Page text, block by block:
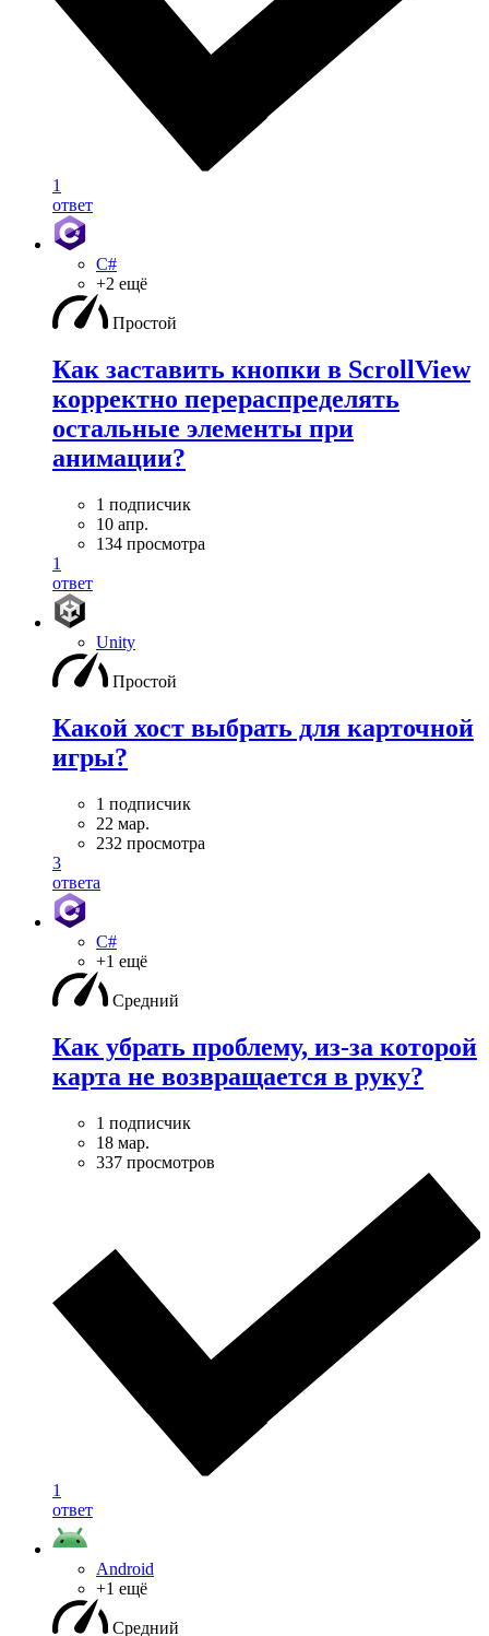
1
ответ
C#
+2 ещё
Простой
Как заставить кнопки в ScrollView
корректно перераспределять
остальные элементы при
анимации?
1 подписчик
10 апр.
134 просмотра
1
ответ
Unity
Простой
Какой хост выбрать для карточной
игры?
1 подписчик
22 мар.
232 просмотра
3
ответа
C#
+1 ещё
Средний
Как убрать проблему, из-за которой
карта не возвращается в руку?
1 подписчик
18 мар.
337 просмотров
1
ответ
Android
+1 ещё
Средний